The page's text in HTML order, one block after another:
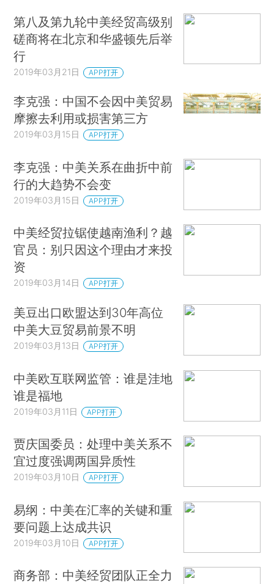
第八及第九轮中美经贸高级别
磋商将在北京和华盛顿先后举
行
2019年03月21日 APP打开
李克强：中国不会因中美贸易
摩擦去利用或损害第三方
2019年03月15日 APP打开
李克强：中美关系在曲折中前
行的大趋势不会变
2019年03月15日 APP打开
中美经贸拉锯使越南渔利？越
官员：别只因这个理由才来投
资
2019年03月14日 APP打开
美豆出口欧盟达到30年高位
中美大豆贸易前景不明
2019年03月13日 APP打开
中美欧互联网监管：谁是洼地
谁是福地
2019年03月11日 APP打开
贾庆国委员：处理中美关系不
宜过度强调两国异质性
2019年03月10日 APP打开
易纲：中美在汇率的关键和重
要问题上达成共识
2019年03月10日 APP打开
商务部：中美经贸团队正全力